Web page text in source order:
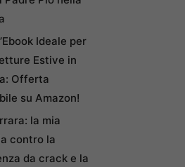
Ideale per
Estive in
Offerta
su Amazon!
la mia
contro la
da crack e la